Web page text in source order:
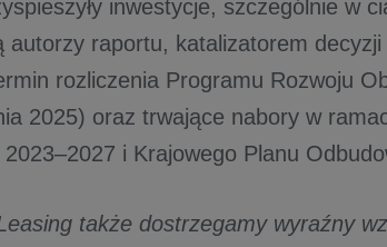
inwestycje, szczególnie w
autorzy raportu, katalizatorem decyzji
rozliczenia Programu Rozwoju
2025) oraz trwające nabory w
i Krajowego Planu
także dostrzegamy wyraźny